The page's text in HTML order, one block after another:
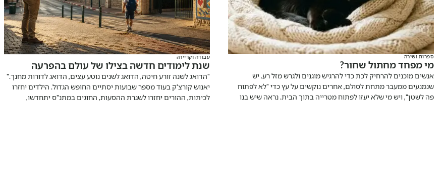
ספרות ושירה
מי מפחד מחתול שחור?
אנשים מוכנים להרחיק לכת כדי להרגיש מוגנים ולגרש מזל רע. יש
שנמנעים ממעבר מתחת לסולם, אחרים נוקשים על עץ כדי "לא לפתוח
פה לשטן", ויש מי שלא יעזו לפתוח מטרייה בתוך הבית. נראה שיש בנו
עבודה וקריירה
שנת לימודים חדשה בצילו של עולם בהפרעה
"הדואג לשנה זורע חיטה, הדואג לשנים נוטע עצים, הדואג לדורות מחנך."
יאנוש קורצ'ק בעוד מספר שבועות יסתיים החופש הגדול. הילדים יחזרו
לכיתות, ההורים יחזרו לשגרת ההסעות, החוגים במתנ"ס יתחדשו,